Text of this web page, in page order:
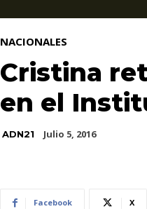
NACIONALES
Cristina
en el
ADN21 Julio 5, 2016
Facebook X